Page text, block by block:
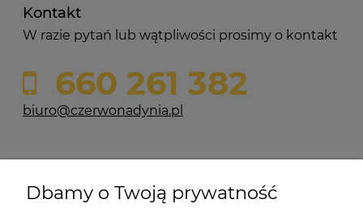
Kontakt
W razie pytań lub wątpliwości prosimy o kontakt
660 261 382
biuro@czerwonadynia.pl
Dbamy o Twoją prywatność